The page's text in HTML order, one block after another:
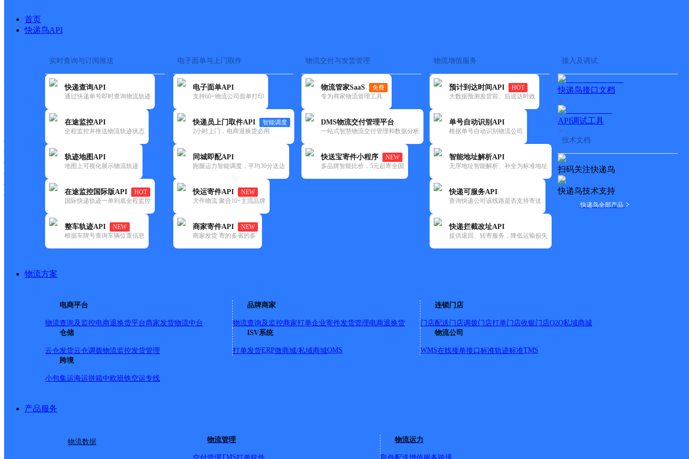
首页
快递鸟API
实时查询与订阅推送
快递查询API
通过快递单号即时查询物流轨迹
在途监控API
全程监控并推送物流轨迹状态
轨迹地图API
地图上可视化展示物流轨迹
在途监控国际版API
HOT
国际快递轨迹一单到底全程监控
整车轨迹API
NEW
根据车牌号查询车辆位置信息
电子面单与上门取件
电子面单API
支持60+物流公司面单打印
快递员上门取件API
智能调度
2小时上门，电商退换货必用
同城即配API
跑腿运力智能调度，平均30分送达
快运寄件API
NEW
大件物流 聚合10+主流品牌
商家寄件API
NEW
商家发货 寄的多省的多
物流交付与发货管理
物流管家SaaS
免费
专为商家物流管理工具
DMS物流交付管理平台
一站式智慧物流交付管理和数据分析
快送宝寄件小程序
NEW
多品牌智能比价，5元起寄全国
物流增值服务
预计到达时间API
HOT
大数据预测发货前、后送达时效
单号自动识别API
根据单号自动识别物流公司
智能地址解析API
无序地址智能解析、补全为标准地址
快递可服务API
查询快递公司该线路是否支持寄送
快递拦截改址API
提供退回、转寄服务，降低运输损失
接入及调试
快递鸟接口文档
API调试工具
技术文档
扫码关注快递鸟
快递鸟技术支持
快递鸟全部产品
物流方案
电商平台
物流查询及监控电商退换货平台商家发货物流中台
品牌商家
物流查询及监控商家打单企业寄件发货管理电商退换货
连锁门店
门店配送门店调拨门店打单门店收银门店O2O私域商城
仓储
云仓发货云仓调拨物流监控发货管理
ISV系统
打单发货ERP微商城/私域商城OMS
物流公司
WMS在线接单接口标准轨迹标准TMS
跨境
小包集运海运拼箱中欧班铁空运专线
产品服务
物流数据 物流管理
TMS
物流运力
快递大全 > 快递网点
快递大全 快运大全
NEW
城市：泰安市 ✕ 快递：极兔速递 ✕ 地区：宁阳县 ✕ 清空已选
地区:
不限 岱岳区(2)
泰安宁阳网点
更多号码地址：宁阳县北关牌坊南二十米路东机床厂家属院南邻
最新网点
重庆垫江桂西大道营业站